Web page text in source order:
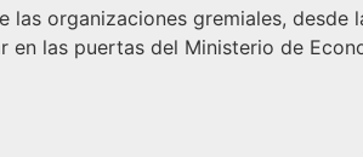
organizaciones gremiales, desde
las puertas del Ministerio de